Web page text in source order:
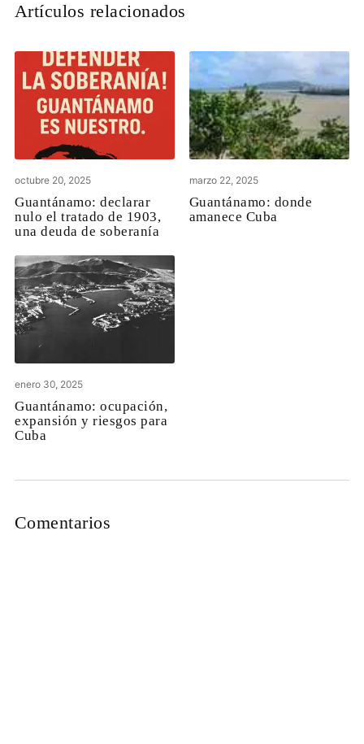
Artículos relacionados
octubre 20, 2025
Guantánamo: declarar
nulo el tratado de 1903,
una deuda de soberanía
marzo 22, 2025
Guantánamo: donde
amanece Cuba
enero 30, 2025
Guantánamo: ocupación,
expansión y riesgos para
Cuba
Comentarios